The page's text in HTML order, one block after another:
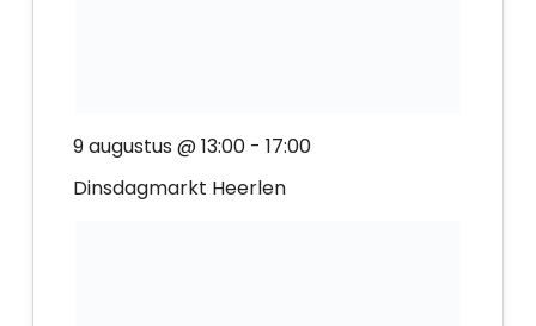
9 augustus @ 13:00- 17:00
Dinsdagmarkt Heerlen